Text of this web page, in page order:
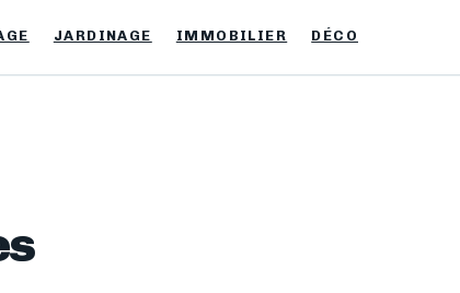
JARDINAGE IMMOBILIER DÉCO